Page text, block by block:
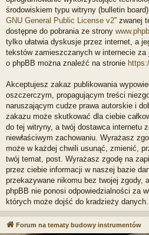
środowiskiem typu witryny (bulletin
GNU General Public License v2” zwanej
dostępne do pobrania ze strony
tylko ułatwia dyskusje przez internet, a
tekstów zamieszczanych w internecie za
o phpBB można znaleźć na stronie
Akceptujesz zakaz publikowania
oszczerczym, propagującym treści
naruszającym cudze prawa autorskie i
zakazu może skutkować dla ciebie
do tej witryny, a twój dostawca internetu
niewłaściwym zachowaniu. Wyrażasz
może w każdej chwili usunąć, zmienić,
twój temat, post. Wyrażasz zgodę na
przez ciebie informacji w naszej bazie
przekazywane nikomu bez twojej zgody,
phpBB nie ponosi odpowiedzialności za
których może dojść do kradzieży danych.
Forum na tematy budowy instrumentów